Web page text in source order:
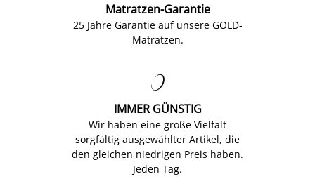
Matratzen-Garantie
25 Jahre Garantie auf unsere GOLD-
Matratzen.

IMMER GÜNSTIG
Wir haben eine große Vielfalt
sorgfältig ausgewählter Artikel, die
den gleichen niedrigen Preis haben.
Jeden Tag.